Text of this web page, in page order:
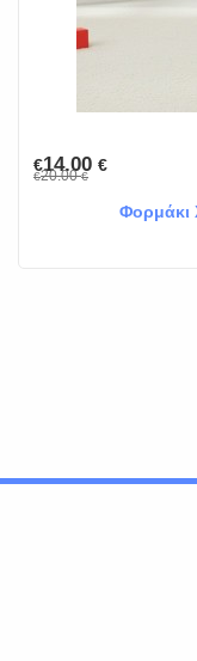
€14.00 €
€20.00€
Φορμάκι